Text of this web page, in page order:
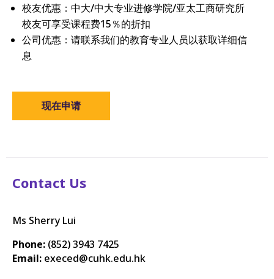
校友优惠：中大/中大专业进修学院/亚太工商研究所
校友可享受课程费15％的折扣
公司优惠：请联系我们的教育专业人员以获取详细信
息
现在申请
Contact Us
Ms Sherry Lui
Phone: (852) 3943 7425
Email: execed@cuhk.edu.hk